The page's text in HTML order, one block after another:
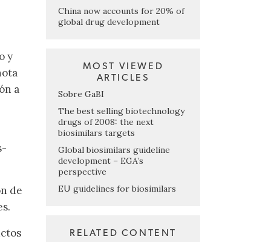
y
a
de
China now accounts for 20% of
global drug development
MOST VIEWED
ARTICLES
Sobre GaBI
The best selling biotechnology
drugs of 2008: the next
biosimilars targets
Global biosimilars guideline
development – EGA’s
perspective
EU guidelines for biosimilars
RELATED CONTENT